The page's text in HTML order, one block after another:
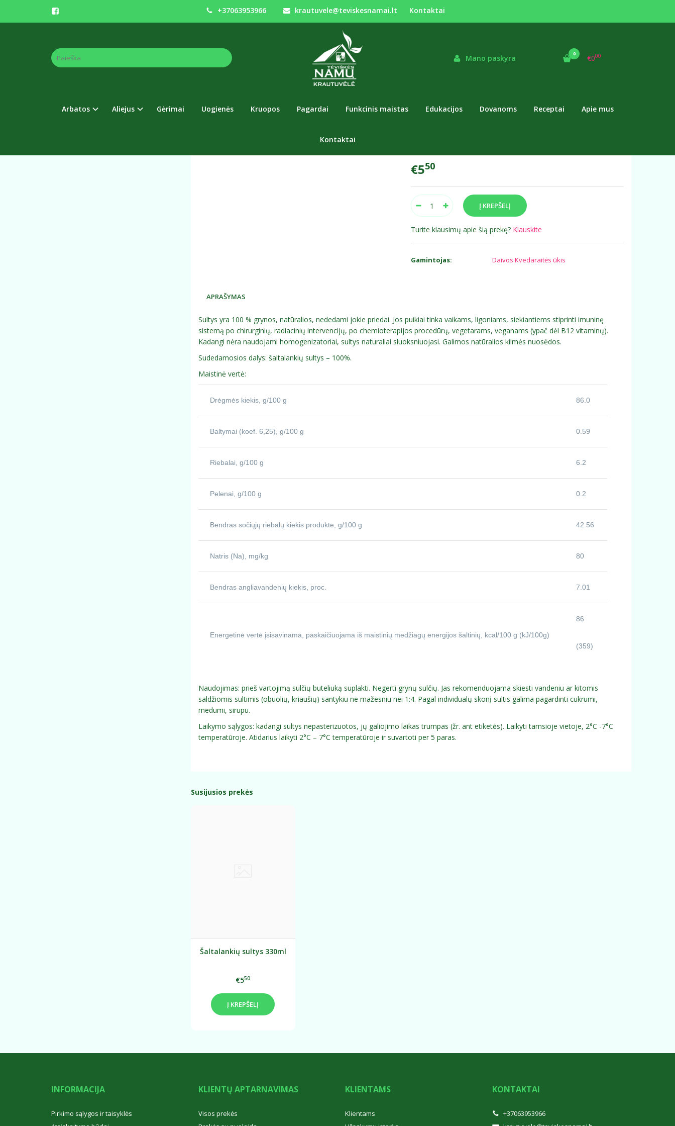
+37063953966 krautuvele@teviskesnamai.lt Kontaktai
Mano paskyra 0 €000
Arbatos Aliejus Gėrimai Uogienės Kruopos Pagardai Funkcinis maistas Edukacijos Dovanoms Receptai Apie mus
Kontaktai
ŠALTALANKIŲ SULTYS NEPASTERIZUOTOS 0,33 L
€550
Turite klausimų apie šią prekę? Klauskite
Gamintojas: Daivos Kvedaraitės ūkis
APRAŠYMAS
Sultys yra 100 % grynos, natūralios, nededami jokie priedai. Jos puikiai tinka vaikams, ligoniams, siekiantiems stiprinti imuninę
sistemą po chirurginių, radiacinių intervencijų, po chemioterapijos procedūrų, vegetarams, veganams (ypač dėl B12 vitaminų).
Kadangi nėra naudojami homogenizatoriai, sultys naturaliai sluoksniuojasi. Galimos natūralios kilmės nuosėdos.
Sudedamosios dalys: šaltalankių sultys – 100%.
Maistinė vertė:
Drėgmės kiekis, g/100 g 86.0
Baltymai (koef. 6,25), g/100 g 0.59
Riebalai, g/100 g 6.2
Pelenai, g/100 g 0.2
Bendras sočiųjų riebalų kiekis produkte, g/100 g 42.56
Natris (Na), mg/kg 80
Bendras angliavandenių kiekis, proc. 7.01
Energetinė vertė įsisavinama, paskaičiuojama iš maistinių medžiagų energijos šaltinių, kcal/100 g (kJ/100g)
86
(359)
Naudojimas: prieš vartojimą sulčių buteliuką suplakti. Negerti grynų sulčių. Jas rekomenduojama skiesti vandeniu ar kitomis
saldžiomis sultimis (obuolių, kriaušių) santykiu ne mažesniu nei 1:4. Pagal individualų skonį sultis galima pagardinti cukrumi,
medumi, sirupu.
Laikymo sąlygos: kadangi sultys nepasterizuotos, jų galiojimo laikas trumpas (žr. ant etiketės). Laikyti tamsioje vietoje, 2°C -7°C
temperatūroje. Atidarius laikyti 2°C – 7°C temperatūroje ir suvartoti per 5 paras.
Susijusios prekės
Šaltalankių sultys 330ml
€550
Į KREPŠELĮ
INFORMACIJA
Pirkimo sąlygos ir taisyklės
KLIENTŲ APTARNAVIMAS
Visos prekės
KLIENTAMS
Klientams
KONTAKTAI
+37063953966